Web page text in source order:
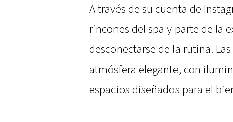
A través de su cuenta de
rincones del spa y parte de la
desconectarse de la rutina.
atmósfera elegante, con
espacios diseñados para el